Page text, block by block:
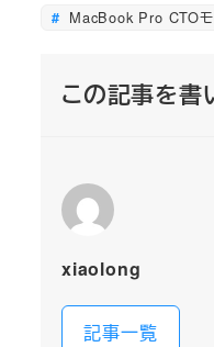
MacBook Pro CTO
この記事を書
xiaolong
記事一覧